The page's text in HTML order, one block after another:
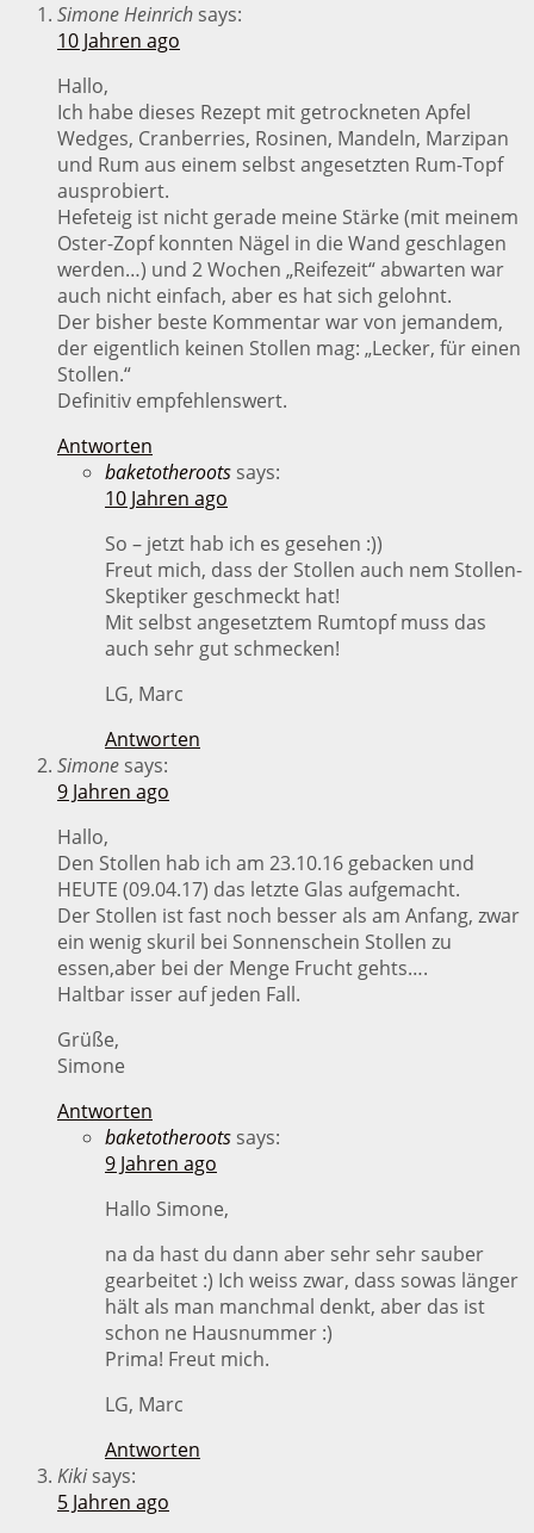
Simone Heinrich says:
10 Jahren ago
Hallo,
Ich habe dieses Rezept mit getrockneten Apfel
Wedges, Cranberries, Rosinen, Mandeln, Marzipan
und Rum aus einem selbst angesetzten Rum-Topf
ausprobiert.
Hefeteig ist nicht gerade meine Stärke (mit meinem
Oster-Zopf konnten Nägel in die Wand geschlagen
werden…) und 2 Wochen „Reifezeit“ abwarten war
auch nicht einfach, aber es hat sich gelohnt.
Der bisher beste Kommentar war von jemandem,
der eigentlich keinen Stollen mag: „Lecker, für einen
Stollen.“
Definitiv empfehlenswert.
Antworten
baketotheroots says:
10 Jahren ago
So – jetzt hab ich es gesehen :))
Freut mich, dass der Stollen auch nem Stollen-
Skeptiker geschmeckt hat!
Mit selbst angesetztem Rumtopf muss das
auch sehr gut schmecken!
LG, Marc
Antworten
Simone says:
9 Jahren ago
Hallo,
Den Stollen hab ich am 23.10.16 gebacken und
HEUTE (09.04.17) das letzte Glas aufgemacht.
Der Stollen ist fast noch besser als am Anfang, zwar
ein wenig skuril bei Sonnenschein Stollen zu
essen,aber bei der Menge Frucht gehts….
Haltbar isser auf jeden Fall.
Grüße,
Simone
Antworten
baketotheroots says:
9 Jahren ago
Hallo Simone,
na da hast du dann aber sehr sehr sauber
gearbeitet :) Ich weiss zwar, dass sowas länger
hält als man manchmal denkt, aber das ist
schon ne Hausnummer :)
Prima! Freut mich.
LG, Marc
Antworten
Kiki says:
5 Jahren ago